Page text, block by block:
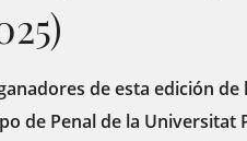
de esta edición
de Penal de la Universitat